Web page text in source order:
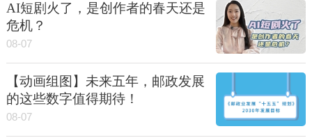
AI短剧火了，是创作者的春天还是
危机？
08-07
【动画组图】未来五年，邮政发展
的这些数字值得期待！
08-07